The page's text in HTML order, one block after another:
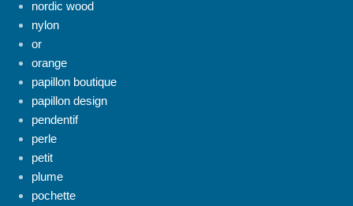
nordic wood
nylon
or
orange
papillon boutique
papillon design
pendentif
perle
petit
plume
pochette